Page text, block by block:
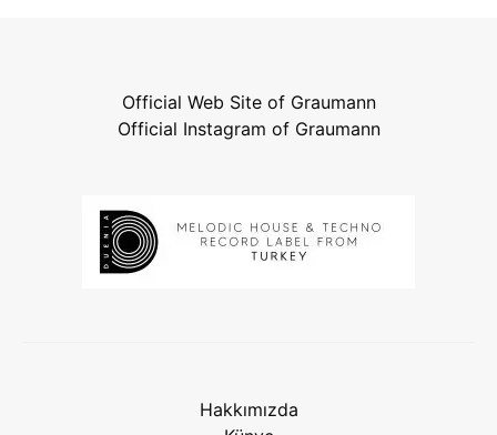
Official Web Site of Graumann
Official Instagram of Graumann
Hakkımızda